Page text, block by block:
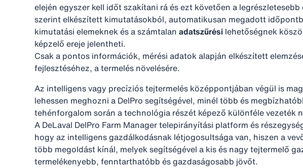
elején egyszer kell időt szakítani rá és ezt követően a
szerint elkészített kimutatásokból, automatikusan megadott
kimutatási elemeknek és a számtalan adatszűrési lehetőségnek
képzelő ereje jelentheti.
Csak a pontos információk, mérési adatok alapján elkészített
fejlesztéséhez, a termelés növelésére.
Az intelligens vagy precíziós tejtermelés középpontjában végül is
lehessen meghozni a DelPro segítségével, minél több és
tehénforgalom során a technológia részét képező különféle vezeték
A DeLaval DelPro Farm Manager telepirányítási platform és
hogy az intelligens gazdálkodásnak létjogosultsága van, hiszen a
több megoldást kínál, melyek segítségével a kis és nagy tejtermelő
termelékenyebb, fenntarthatóbb és gazdaságosabb jövőt.